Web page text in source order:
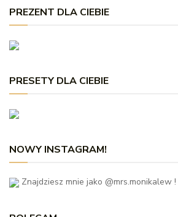
PREZENT DLA CIEBIE
PRESETY DLA CIEBIE
NOWY INSTAGRAM!
Znajdziesz mnie jako @mrs.monikalew !